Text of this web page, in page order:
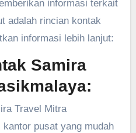
informasi terkait
adalah rincian kontak
informasi lebih lanjut:
Samira
Travel Mitra
pusat yang mudah